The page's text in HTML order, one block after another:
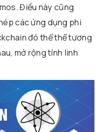
Điều này cũng
các ứng dụng phi
đó thể thể tương
mở rộng tính linh